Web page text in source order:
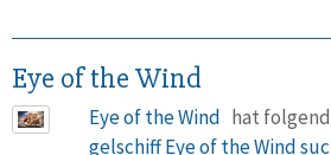
Eye of the Wind
Eye of the Wind hat
gelschiff Eye of the Wind